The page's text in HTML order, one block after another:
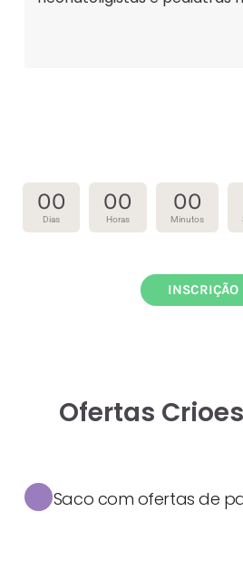
00
Dias
00
Horas
00
Minutos
INSCRIÇÃO
Ofertas
Saco com ofertas de